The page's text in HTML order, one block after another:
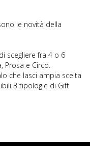
le novità della
scegliere fra 4 o 6
Prosa e Circo.
che lasci ampia scelta
3 tipologie di Gift